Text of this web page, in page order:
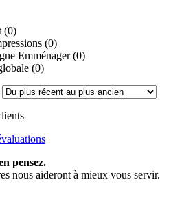
(0)
(0)
Emménager (0)
(0)
pensez.
nous aideront à mieux vous servir.